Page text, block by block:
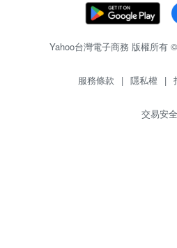
Yahoo台灣電子商務 版權所有
服務條款 | 隱私權 |
交易安全